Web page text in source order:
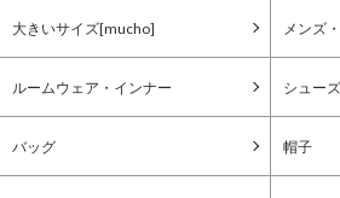
大きいサイズ[mucho] メンズ
ルームウェア・インナー シューズ
バッグ 帽子